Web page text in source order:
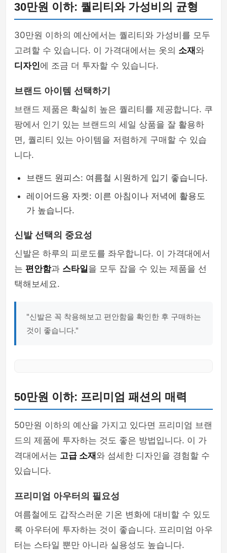
30만원 이하: 퀄리티와 가성비의 균형
30만원 이하의 예산에서는 퀄리티와 가성비를 모두
고려할 수 있습니다. 이 가격대에서는 옷의 소재 와
디자인에 조금 더 투자할 수 있습니다.
브랜드 아이템 선택하기
브랜드 제품은 확실히 높은 퀄리티를 제공합니다. 쿠
팡에서 인기 있는 브랜드의 세일 상품을 잘 활용하
면, 퀄리티 있는 아이템을 저렴하게 구매할 수 있습
니다.
브랜드 원피스: 여름철 시원하게 입기 좋습니다.
레이어드용 자켓: 이른 아침이나 저녁에 활용도
가 높습니다.
신발 선택의 중요성
신발은 하루의 피로도를 좌우합니다. 이 가격대에서
는 편안함과 스타일을 모두 잡을 수 있는 제품을 선
택해보세요.
"신발은 꼭 착용해보고 편안함을 확인한 후 구매하는
것이 좋습니다."
50만원 이하: 프리미엄 패션의 매력
50만원 이하의 예산을 가지고 있다면 프리미엄 브랜
드의 제품에 투자하는 것도 좋은 방법입니다. 이 가
격대에서는 고급 소재 와 섬세한 디자인을 경험할 수
있습니다.
프리미엄 아우터의 필요성
여름철에도 갑작스러운 기온 변화에 대비할 수 있도
록 아우터에 투자하는 것이 좋습니다. 프리미엄 아우
터는 스타일 뿐만 아니라 실용성도 높습니다.